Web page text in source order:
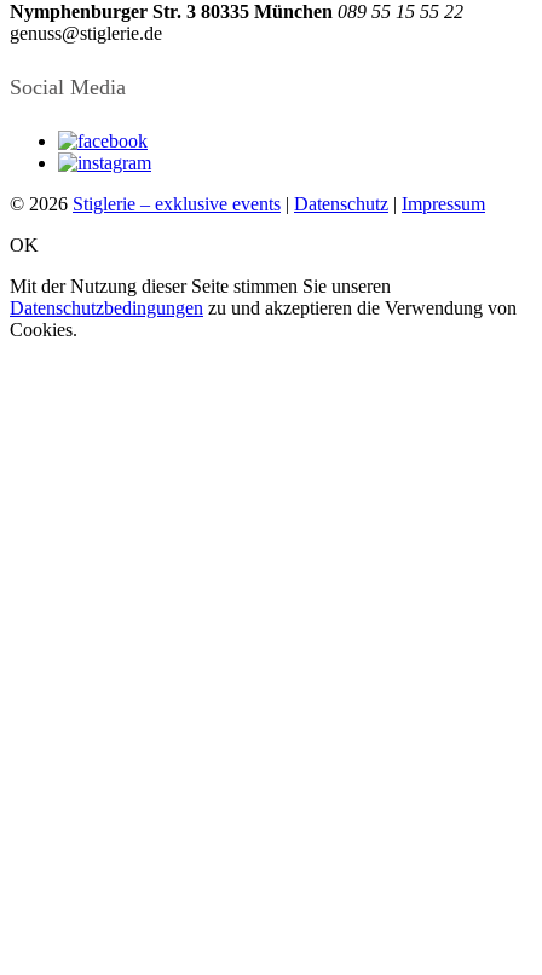
Nymphenburger Str. 3 80335 München 089 55 15 55 22
genuss@stiglerie.de
Social Media
© 2026 Stiglerie – exklusive events | Datenschutz | Impressum
OK
Mit der Nutzung dieser Seite stimmen Sie unseren
Datenschutzbedingungen zu und akzeptieren die Verwendung von
Cookies.